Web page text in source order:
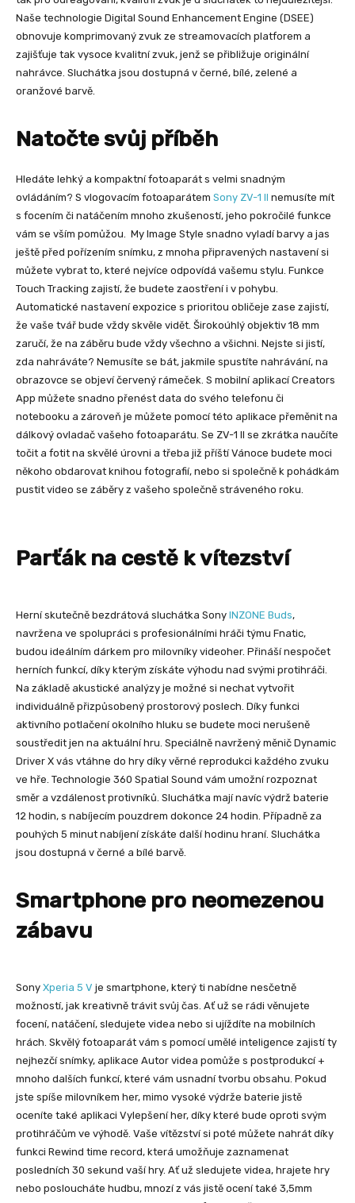
Naše technologie Digital Sound Enhancement Engine (DSEE)
obnovuje komprimovaný zvuk ze streamovacích platforem a
zajišťuje tak vysoce kvalitní zvuk, jenž se přibližuje originální
nahrávce. Sluchátka jsou dostupná v černé, bílé, zelené a
oranžové barvě.
Natočte svůj příběh
Hledáte lehký a kompaktní fotoaparát s velmi snadným
ovládáním? S vlogovacím fotoaparátem Sony ZV-1 II nemusíte mít
s focením či natáčením mnoho zkušeností, jeho pokročilé funkce
vám se vším pomůžou. My Image Style snadno vyladí barvy a jas
ještě před pořízením snímku, z mnoha připravených nastavení si
můžete vybrat to, které nejvíce odpovídá vašemu stylu. Funkce
Touch Tracking zajistí, že budete zaostření i v pohybu.
Automatické nastavení expozice s prioritou obličeje zase zajistí,
že vaše tvář bude vždy skvěle vidět. Širokoúhlý objektiv 18 mm
zaručí, že na záběru bude vždy všechno a všichni. Nejste si jistí,
zda nahráváte? Nemusíte se bát, jakmile spustíte nahrávání, na
obrazovce se objeví červený rámeček. S mobilní aplikací Creators
App můžete snadno přenést data do svého telefonu či
notebooku a zároveň je můžete pomocí této aplikace přeměnit na
dálkový ovladač vašeho fotoaparátu. Se ZV-1 II se zkrátka naučíte
točit a fotit na skvělé úrovni a třeba již příští Vánoce budete moci
někoho obdarovat knihou fotografií, nebo si společně k pohádkám
pustit video se záběry z vašeho společně stráveného roku.
Parťák na cestě k vítezství
Herní skutečně bezdrátová sluchátka Sony INZONE Buds,
navržena ve spolupráci s profesionálními hráči týmu Fnatic,
budou ideálním dárkem pro milovníky videoher. Přináší nespočet
herních funkcí, díky kterým získáte výhodu nad svými protihráči.
Na základě akustické analýzy je možné si nechat vytvořit
individuálně přizpůsobený prostorový poslech. Díky funkci
aktivního potlačení okolního hluku se budete moci nerušeně
soustředit jen na aktuální hru. Speciálně navržený měnič Dynamic
Driver X vás vtáhne do hry díky věrné reprodukci každého zvuku
ve hře. Technologie 360 Spatial Sound vám umožní rozpoznat
směr a vzdálenost protivníků. Sluchátka mají navíc výdrž baterie
12 hodin, s nabíjecím pouzdrem dokonce 24 hodin. Případně za
pouhých 5 minut nabíjení získáte další hodinu hraní. Sluchátka
jsou dostupná v černé a bílé barvě.
Smartphone pro neomezenou
zábavu
Sony Xperia 5 V je smartphone, který ti nabídne nesčetně
možností, jak kreativně trávit svůj čas. Ať už se rádi věnujete
focení, natáčení, sledujete videa nebo si ujíždíte na mobilních
hrách. Skvělý fotoaparát vám s pomocí umělé inteligence zajistí ty
nejhezčí snímky, aplikace Autor videa pomůže s postprodukcí +
mnoho dalších funkcí, které vám usnadní tvorbu obsahu. Pokud
jste spíše milovníkem her, mimo vysoké výdrže baterie jistě
oceníte také aplikaci Vylepšení her, díky které bude oproti svým
protihráčům ve výhodě. Vaše vítězství si poté můžete nahrát díky
funkci Rewind time record, která umožňuje zaznamenat
posledních 30 sekund vaší hry. Ať už sledujete videa, hrajete hry
nebo posloucháte hudbu, mnozí z vás jistě ocení také 3,5mm